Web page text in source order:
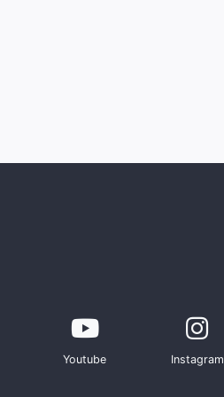
Youtube Instagram